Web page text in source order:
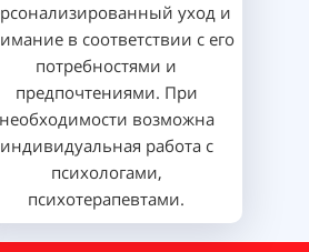
уход и
в соответствии с его
потребностями и
предпочтениями. При
необходимости возможна
индивидуальная работа с
психологами,
психотерапевтами.